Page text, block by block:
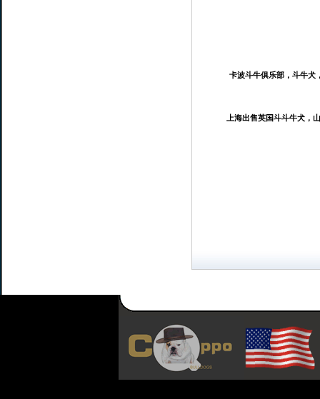
卡波斗牛俱乐部，斗牛犬
上海出售英国斗斗牛犬